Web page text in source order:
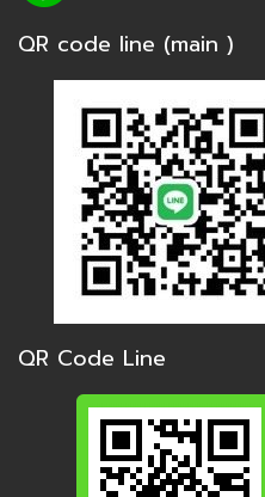
QR code line (main )
QR Code Line